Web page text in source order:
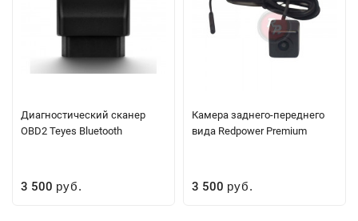
Диагностический сканер
OBD2 Teyes Bluetooth
3 500 руб.
Камера заднего-переднего
вида Redpower Premium
3 500 руб.